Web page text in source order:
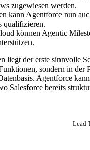
zugewiesen werden.
kann Agentforce nun
qualifizieren.
können Agentic
liegt der erste sinnvolle
sondern in der
Agentforce
Salesforce bereits
Lead